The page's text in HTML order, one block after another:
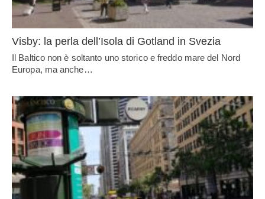
Visby: la perla dell’Isola di Gotland in Svezia
Il Baltico non è soltanto uno storico e freddo mare del Nord
Europa, ma anche…